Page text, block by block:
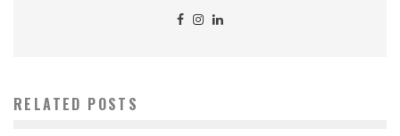
RELATED POSTS